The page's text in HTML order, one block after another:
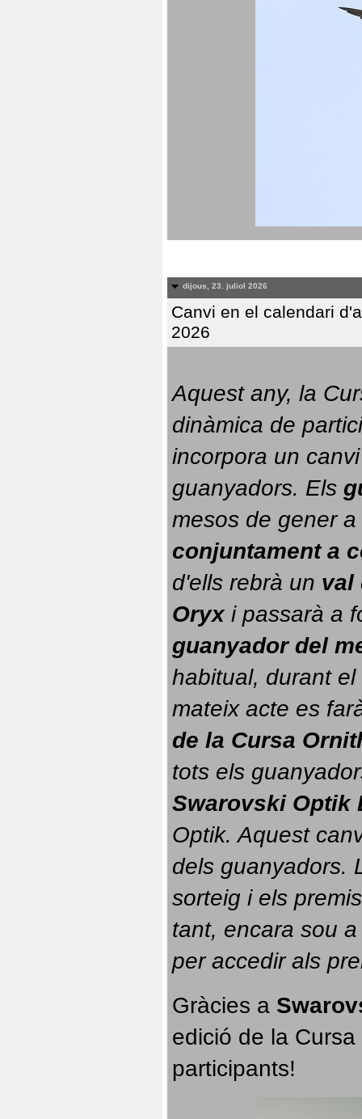
dijous, 23. juliol 2026
Canvi en el calendari
2026
Aquest any, la
dinàmica de
incorpora un
guanyadors. Els
conjuntament a
d'ells rebrà un val
Oryx i passarà a
guanyador del
habitual, durant el
mateix acte es
de la Cursa
tots els
Swarovski Optik
Optik. Aquest
dels guanyadors.
sorteig i els
tant, encara sou
per accedir als
Gràcies a
edició de la
participants!